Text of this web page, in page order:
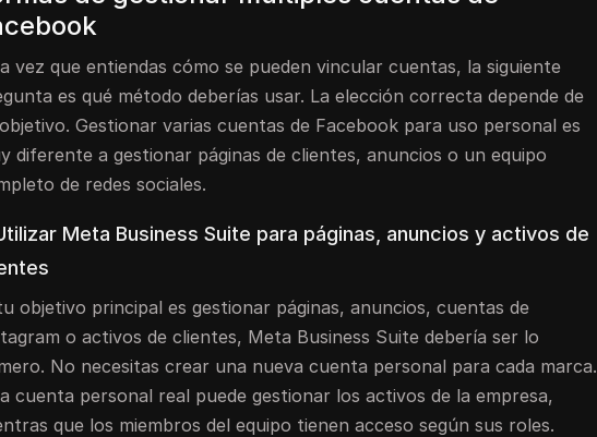
vez que entiendas cómo se pueden vincular cuentas, la siguiente
es qué método deberías usar. La elección correcta depende de
Gestionar varias cuentas de Facebook para uso personal es
diferente a gestionar páginas de clientes, anuncios o un equipo
de redes sociales.
Meta Business Suite para páginas, anuncios y activos de
objetivo principal es gestionar páginas, anuncios, cuentas de
o activos de clientes, Meta Business Suite debería ser lo
No necesitas crear una nueva cuenta personal para cada marca.
cuenta personal real puede gestionar los activos de la empresa,
que los miembros del equipo tienen acceso según sus roles.